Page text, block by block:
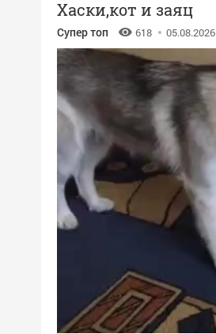
Хаски,кот и заяц
Супер топ 618 05.08.2026